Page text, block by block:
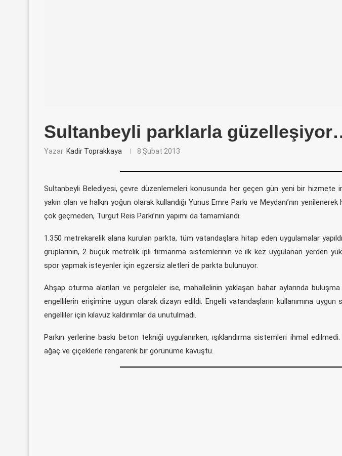
Sultanbeyli parklarla
Yazar: Kadir Toprakkaya 8 Şubat 2013
Sultanbeyli Belediyesi, çevre düzenlemeleri konusunda her geçen gün yeni bir hizmete
yakın olan ve halkın yoğun olarak kullandığı Yunus Emre Parkı ve Meydanı’nın
çok geçmeden, Turgut Reis Parkı’nın yapımı da tamamlandı.
1.350 metrekarelik alana kurulan parkta, tüm vatandaşlara hitap eden uygulamalar
gruplarının, 2 buçuk metrelik ipli tırmanma sistemlerinin ve ilk kez uygulanan yerden
spor yapmak isteyenler için egzersiz aletleri de parkta bulunuyor.
Ahşap oturma alanları ve pergoleler ise, mahallelinin yaklaşan bahar aylarında
engellilerin erişimine uygun olarak dizayn edildi. Engelli vatandaşların kullanımına uygun
engelliler için kılavuz kaldırımlar da unutulmadı.
Parkın yerlerine baskı beton tekniği uygulanırken, ışıklandırma sistemleri ihmal
ağaç ve çiçeklerle rengarenk bir görünüme kavuştu.